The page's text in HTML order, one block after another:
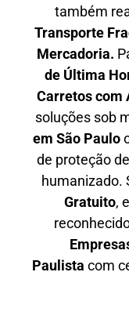
também
Transporte
Mercadoria.
de Última
Carretos com
soluções sob
em São Paulo
de proteção
humanizado.
Gratuito,
Paulista com